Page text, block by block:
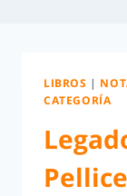
LIBROS |
CATEGORÍA